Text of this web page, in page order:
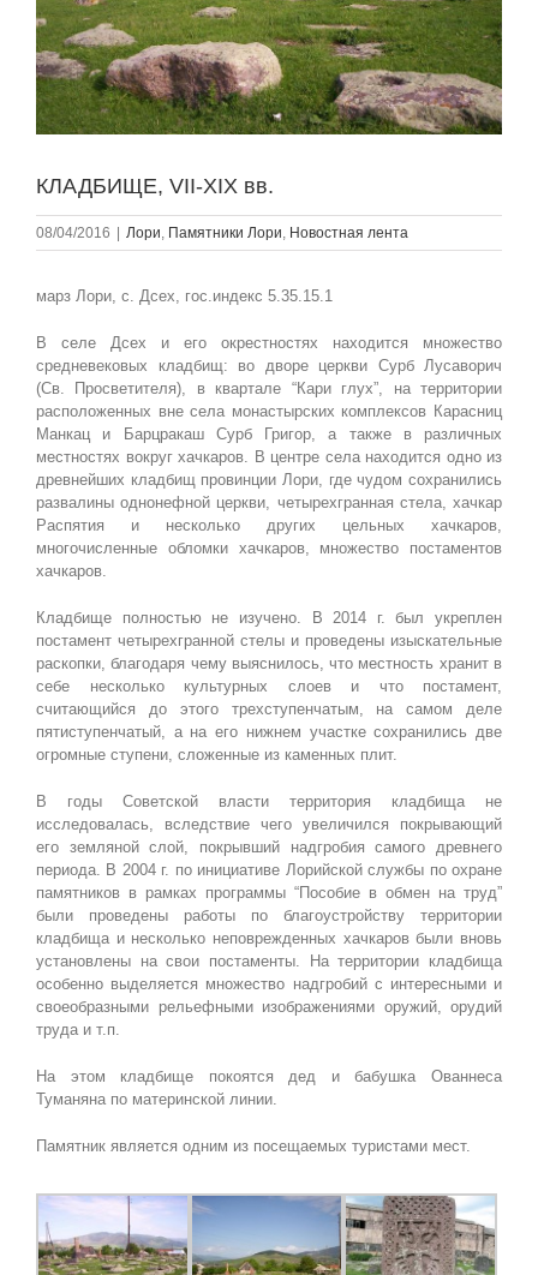
КЛАДБИЩЕ, VII-XIX вв.
08/04/2016 | Лори Памятники Лори Новостная лента
марз Лори, с. Дсех, гос.индекс 5.35.15.1
В селе Дсех и его окрестностях находится множество
средневековых кладбищ: во дворе церкви Сурб Лусаворич
(Св. Просветителя), в квартале “Кари глух”, на территории
расположенных вне села монастырских комплексов Карасниц
Манкац и Барцракаш Сурб Григор, а также в различных
местностях вокруг хачкаров. В центре села находится одно из
древнейших кладбищ провинции Лори, где чудом сохранились
развалины однонефной церкви, четырехгранная стела, хачкар
Распятия и несколько других цельных хачкаров,
многочисленные обломки хачкаров, множество постаментов
хачкаров.
Кладбище полностью не изучено. В 2014 г. был укреплен
постамент четырехгранной стелы и проведены изыскательные
раскопки, благодаря чему выяснилось, что местность хранит в
себе несколько культурных слоев и что постамент,
считающийся до этого трехступенчатым, на самом деле
пятиступенчатый, а на его нижнем участке сохранились две
огромные ступени, сложенные из каменных плит.
В годы Советской власти территория кладбища не
исследовалась, вследствие чего увеличился покрывающий
его земляной слой, покрывший надгробия самого древнего
периода. В 2004 г. по инициативе Лорийской службы по охране
памятников в рамках программы “Пособие в обмен на труд”
были проведены работы по благоустройству территории
кладбища и несколько неповрежденных хачкаров были вновь
установлены на свои постаменты. На территории кладбища
особенно выделяется множество надгробий с интересными и
своеобразными рельефными изображениями оружий, орудий
труда и т.п.
На этом кладбище покоятся дед и бабушка Ованнеса
Туманяна по материнской линии.
Памятник является одним из посещаемых туристами мест.